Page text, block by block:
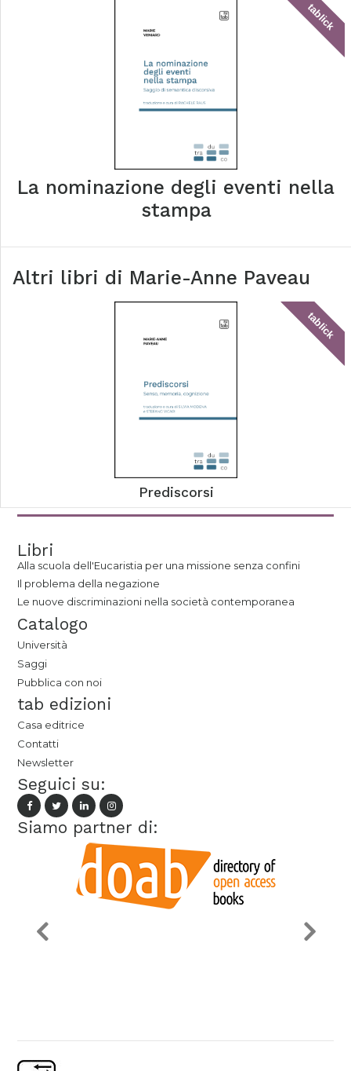
tablick
La nominazione degli eventi nella
stampa
Altri libri di Marie-Anne Paveau
tablick
Prediscorsi
Libri
Alla scuola dell'Eucaristia per una missione senza confini
Il problema della negazione
Le nuove discriminazioni nella società contemporanea
Catalogo
Università
Saggi
Pubblica con noi
tab edizioni
Casa editrice
Contatti
Newsletter
Seguici su:
Siamo partner di: